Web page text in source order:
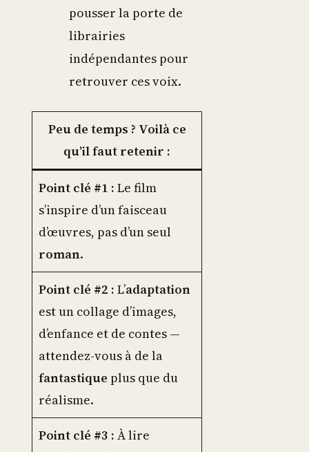
pousser la porte de
librairies
indépendantes pour
retrouver ces voix.
Peu de temps ? Voilà ce
qu’il faut retenir :
Point clé #1 : Le film
s’inspire d’un faisceau
d’œuvres, pas d’un seul
roman.
Point clé #2 : L’adaptation
est un collage d’images,
d’enfance et de contes —
attendez-vous à de la
fantastique plus que du
réalisme.
Point clé #3 : À lire